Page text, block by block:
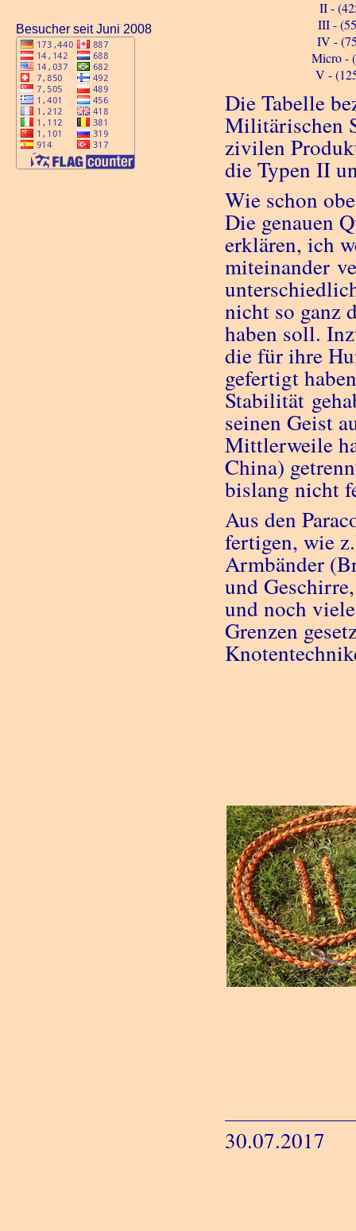
Besucher seit Juni 2008
II -
III -
IV -
Micro -
V -
Die Tabelle
Militärischen
zivilen
die Typen II
Wie schon
Die genauen
erklären, ich
miteinander
nicht so ganz
haben soll.
die für ihre
gefertigt
Stabilität
seinen Geist
Mittlerweile
China)
bislang nicht
Aus den
fertigen, wie
Armbänder
und
und noch
Grenzen
30.07.2017